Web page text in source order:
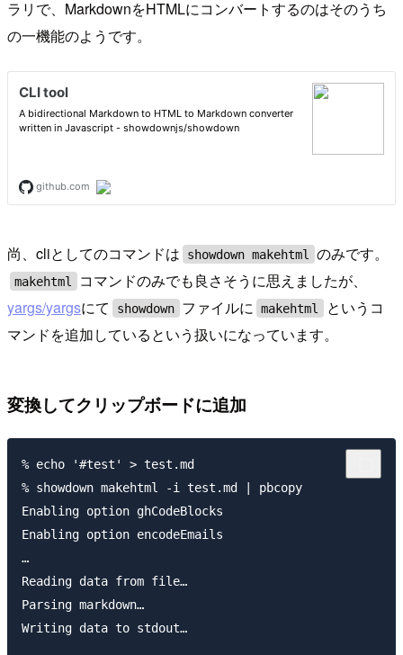
ラリで、MarkdownをHTMLにコンバートするのはそのうち
の一機能のようです。
尚、cliとしてのコマンドは showdown makehtml のみです。
makehtml
コマンドのみでも良さそうに思えましたが、
yargs/yargsにて showdown ファイルに makehtml
というコ
マンドを追加しているという扱いになっています。
変換してクリップボードに追加
% echo '#test' > test.md
% showdown makehtml -i test.md | pbcopy
Enabling option ghCodeBlocks
Enabling option encodeEmails
…
Reading data from file…
Parsing markdown…
Writing data to stdout…